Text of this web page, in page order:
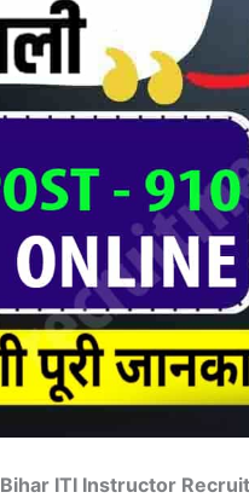
Bihar ITI Instructor